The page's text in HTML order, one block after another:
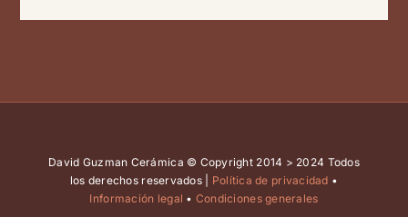
David Guzman Cerámica © Copyright 2014 > 2024 Todos
los derechos reservados | Política de privacidad •
Información legal • Condiciones generales